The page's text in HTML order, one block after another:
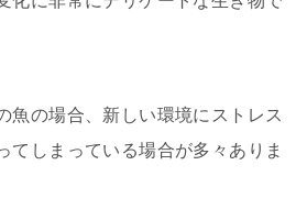
魚の場合、新しい環境にストレス
てしまっている場合が多々ありま